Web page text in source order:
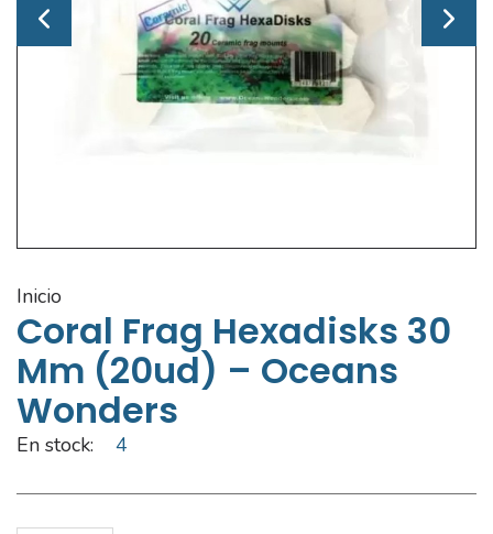
inicio
Coral Frag Hexadisks 30
Mm (20ud) – Oceans
Wonders
En stock: 4